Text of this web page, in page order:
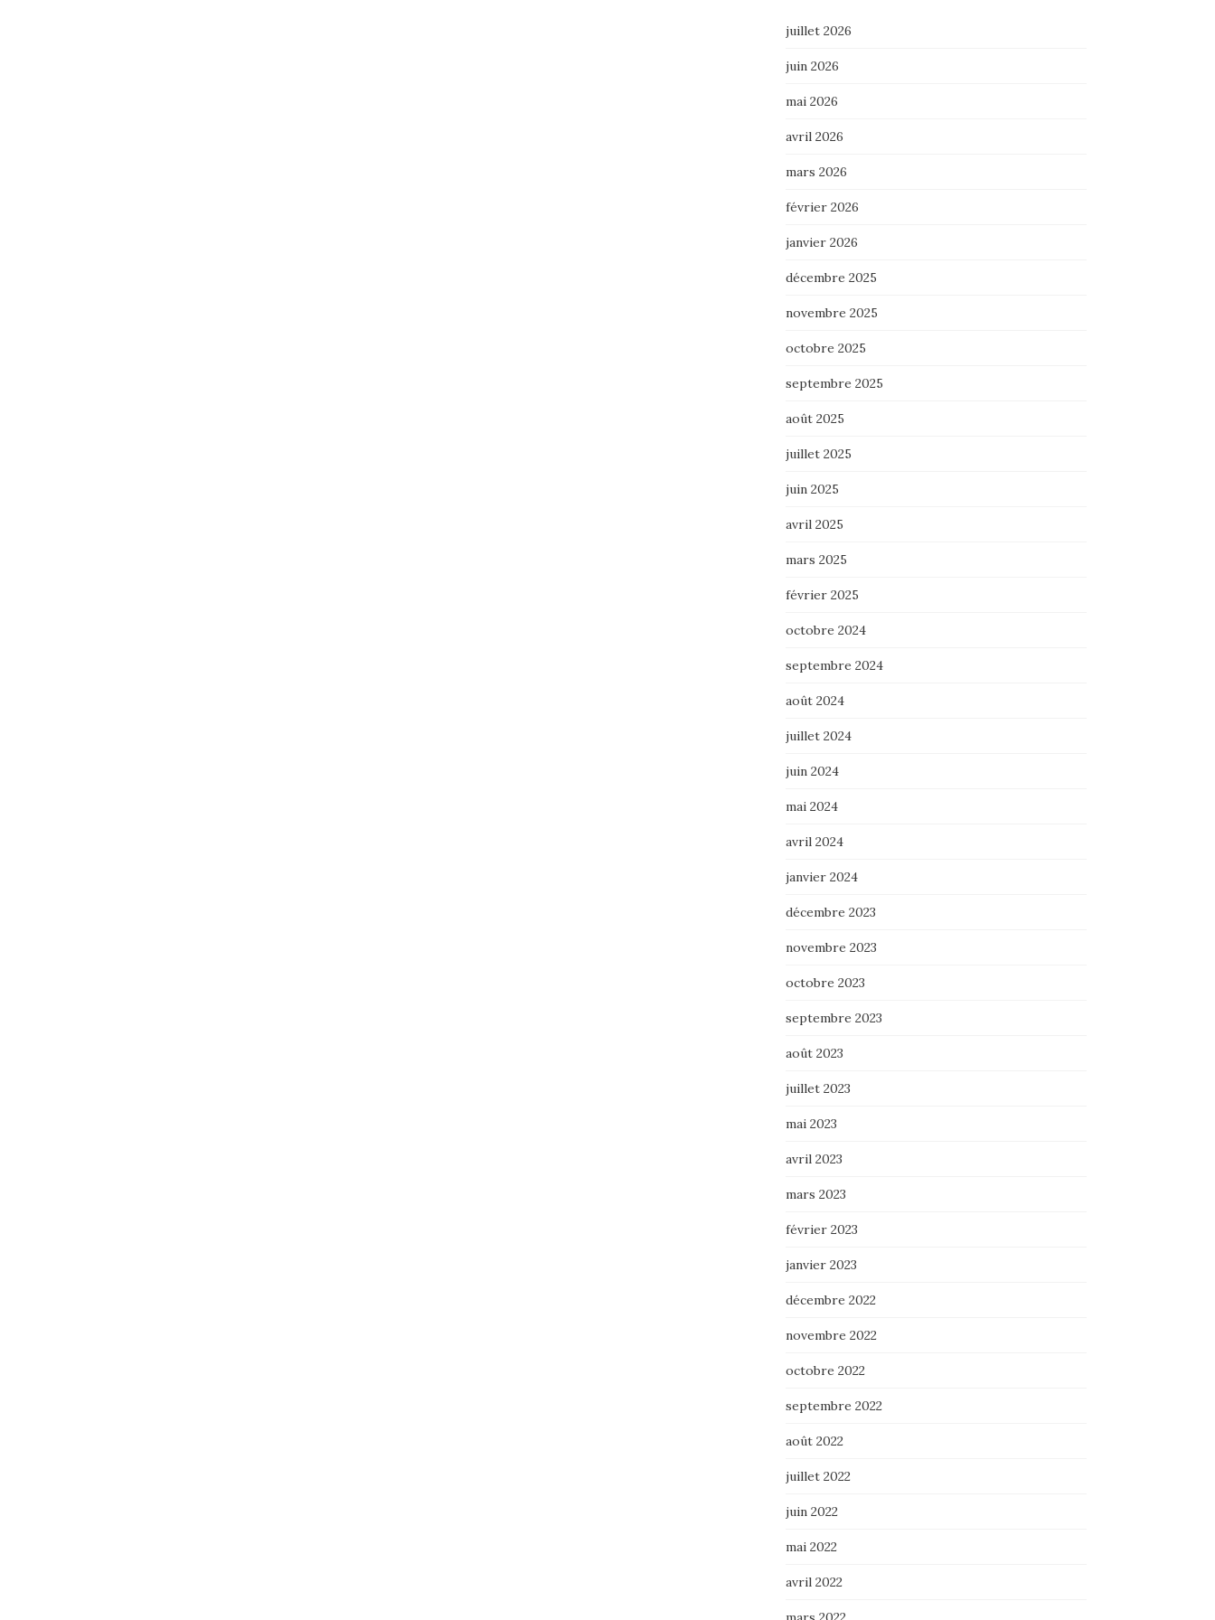
juillet 2026
juin 2026
mai 2026
avril 2026
mars 2026
février 2026
janvier 2026
décembre 2025
novembre 2025
octobre 2025
septembre 2025
août 2025
juillet 2025
juin 2025
avril 2025
mars 2025
février 2025
octobre 2024
septembre 2024
août 2024
juillet 2024
juin 2024
mai 2024
avril 2024
janvier 2024
décembre 2023
novembre 2023
octobre 2023
septembre 2023
août 2023
juillet 2023
mai 2023
avril 2023
mars 2023
février 2023
janvier 2023
décembre 2022
novembre 2022
octobre 2022
septembre 2022
août 2022
juillet 2022
juin 2022
mai 2022
avril 2022